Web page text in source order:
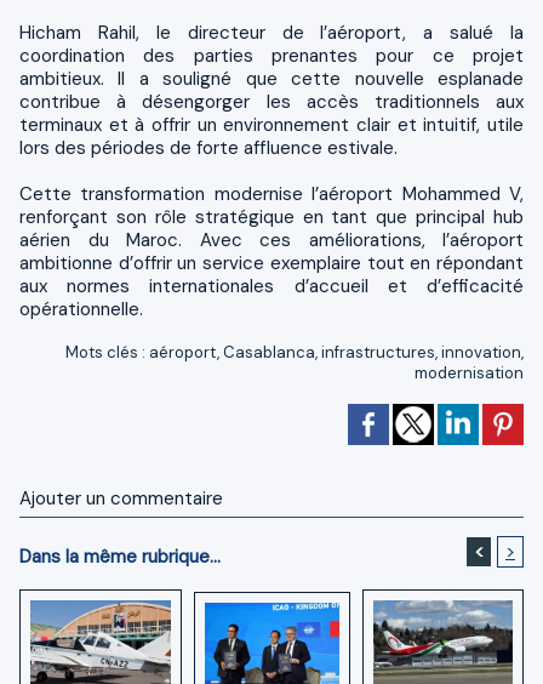
Hicham Rahil, le directeur de l’aéroport, a salué la
coordination des parties prenantes pour ce projet
ambitieux. Il a souligné que cette nouvelle esplanade
contribue à désengorger les accès traditionnels aux
terminaux et à offrir un environnement clair et intuitif, utile
lors des périodes de forte affluence estivale.
Cette transformation modernise l’aéroport Mohammed V,
renforçant son rôle stratégique en tant que principal hub
aérien du Maroc. Avec ces améliorations, l’aéroport
ambitionne d’offrir un service exemplaire tout en répondant
aux normes internationales d’accueil et d’efficacité
opérationnelle.
Mots clés : aéroport,Casablanca,infrastructures,innovation,
modernisation
Ajouter un commentaire
Dans la même rubrique... < >